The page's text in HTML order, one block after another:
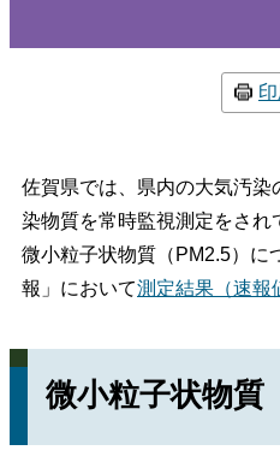
印
佐賀県では、県内の大気汚
染物質を常時監視測定をされ
微小粒子状物質（PM2.5）に
報」において測定結果（速報
微小粒子状物質